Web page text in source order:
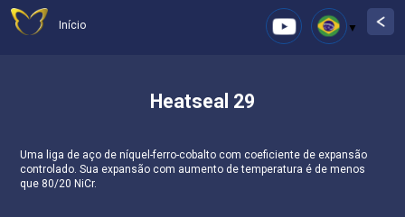
Início
Heatseal 29
Uma liga de aço de níquel-ferro-cobalto com coeficiente de expansão
controlado. Sua expansão com aumento de temperatura é de menos
que 80/20 NiCr.